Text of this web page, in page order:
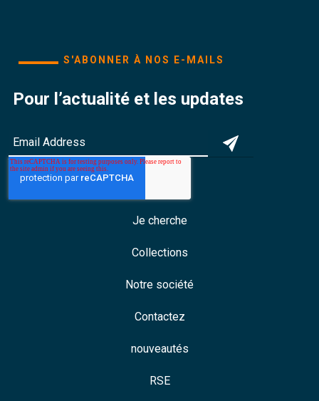
S'ABONNER À NOS E-MAILS
Pour l’actualité et les updates
Je cherche
Collections
Notre société
Contactez
nouveautés
RSE